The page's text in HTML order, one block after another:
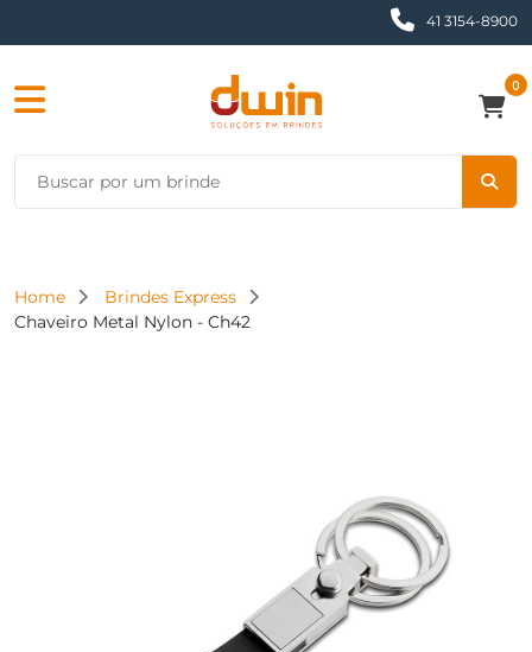
41 3154-8900
0
Home
Brindes Express
Chaveiro Metal Nylon - Ch42